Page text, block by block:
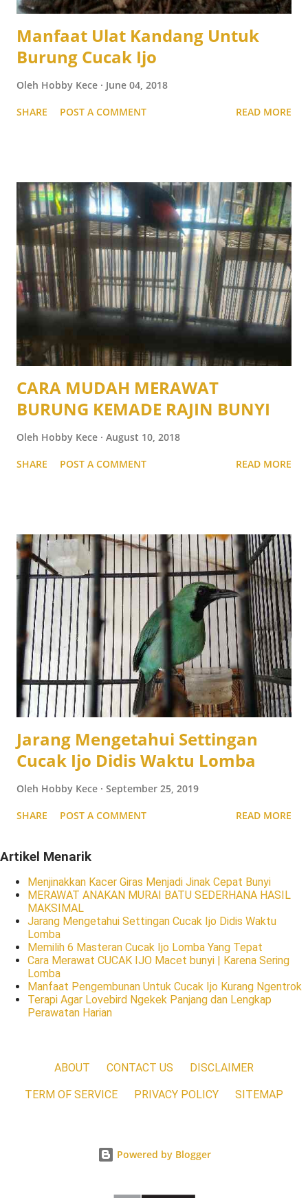
Manfaat Ulat Kandang Untuk
Burung Cucak Ijo
Oleh Hobby Kece June 04, 2018
SHARE POST A COMMENT READ MORE
CARA MUDAH MERAWAT
BURUNG KEMADE RAJIN BUNYI
Oleh Hobby Kece August 10, 2018
SHARE POST A COMMENT READ MORE
Jarang Mengetahui Settingan
Cucak Ijo Didis Waktu Lomba
Oleh Hobby Kece September 25, 2019
SHARE POST A COMMENT READ MORE
Artikel Menarik
Menjinakkan Kacer Giras Menjadi Jinak Cepat Bunyi
MERAWAT ANAKAN MURAI BATU SEDERHANA HASIL
MAKSIMAL
Jarang Mengetahui Settingan Cucak Ijo Didis Waktu
Lomba
Memilih 6 Masteran Cucak Ijo Lomba Yang Tepat
Cara Merawat CUCAK IJO Macet bunyi | Karena Sering
Lomba
Manfaat Pengembunan Untuk Cucak Ijo Kurang Ngentrok
Terapi Agar Lovebird Ngekek Panjang dan Lengkap
Perawatan Harian
ABOUT CONTACT US DISCLAIMER
TERM OF SERVICE PRIVACY POLICY SITEMAP
Powered by Blogger